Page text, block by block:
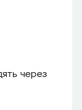
через